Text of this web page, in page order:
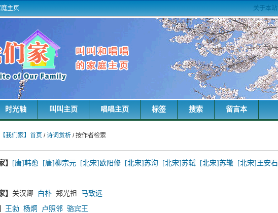
关于本站
主页
时光轴 叫叫主页 唱唱主页 标签 搜索 留言本
【我们家】首页 /诗词赏析 / 按作者检索
】 [唐]韩愈 [唐]柳宗元 [北宋]欧阳修 [北宋]苏洵 [北宋]苏轼 [北宋]苏辙 [北宋]王安石
】 关汉卿 白朴 郑光祖 马致远
王勃 杨炯 卢照邻 骆宾王